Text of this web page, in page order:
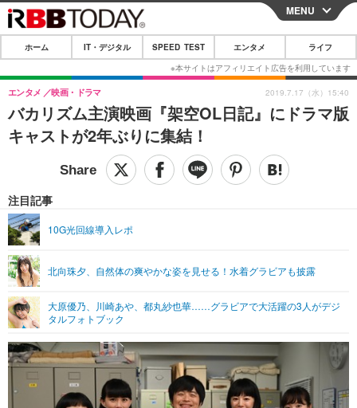
CLOSE
ホーム
IT・デジタル
IT・デジタルTOP スマートフォン
ショッピング その他
SPEED TEST
エンタメTOP 映画・ドラマ
グラビア ブログ
ショッピング その他
ライフTOP
リリース一覧
プッシュ通知の停止方法
MENU
ホーム IT・デジタル SPEED TEST エンタメ ライフ
バカリズム主演映画『架空OL日記』にドラマ版
キャストが2年ぶりに集結！
エンタメ 映画・ドラマ
注目記事
10G光回線導入レポ
北向珠夕、自然体の爽やかな姿を見せる！水着グラビアも披露
大原優乃、川崎あや、都丸紗也華……グラビアで大活躍の3人がデジ
タルフォトブック
2019.7.17（水）15:40